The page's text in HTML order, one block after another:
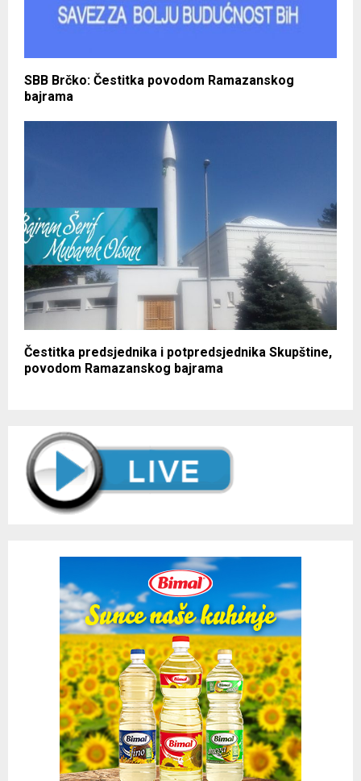
SBB Brčko: Čestitka povodom Ramazanskog
bajrama
Čestitka predsjednika i potpredsjednika Skupštine,
povodom Ramazanskog bajrama